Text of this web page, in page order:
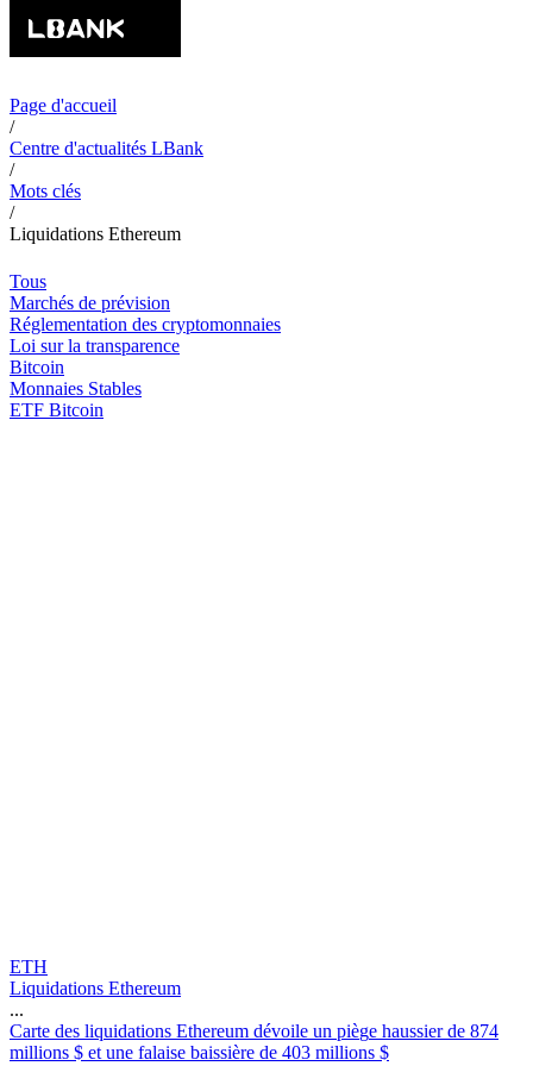
Page d'accueil
/
Centre d'actualités LBank
/
Mots clés
/
Liquidations Ethereum
Tous
Marchés de prévision
Réglementation des cryptomonnaies
Loi sur la transparence
Bitcoin
Monnaies Stables
ETF Bitcoin
ETH
Liquidations Ethereum
...
Carte des liquidations Ethereum dévoile un piège haussier de 874
millions $ et une falaise baissière de 403 millions $